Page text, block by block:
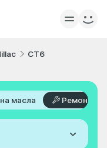
CT6
масла Ремонт